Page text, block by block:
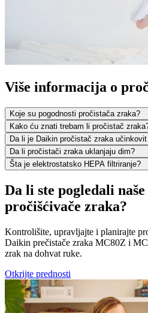
Više informacija o
Koje su pogodnosti pročistača zraka?
Kako ću znati trebam li pročistač
Da li je Daikin pročistač zraka
Da li pročistači zraka uklanjaju dim?
Šta je elektrostatsko HEPA filtriranje?
Da li ste pogledali naše
pročišćivače zraka?
Kontrolišite, upravljajte i planirajte
Daikin prečistače zraka MC80Z i
zrak na dohvat ruke.
Otkrijte prednosti